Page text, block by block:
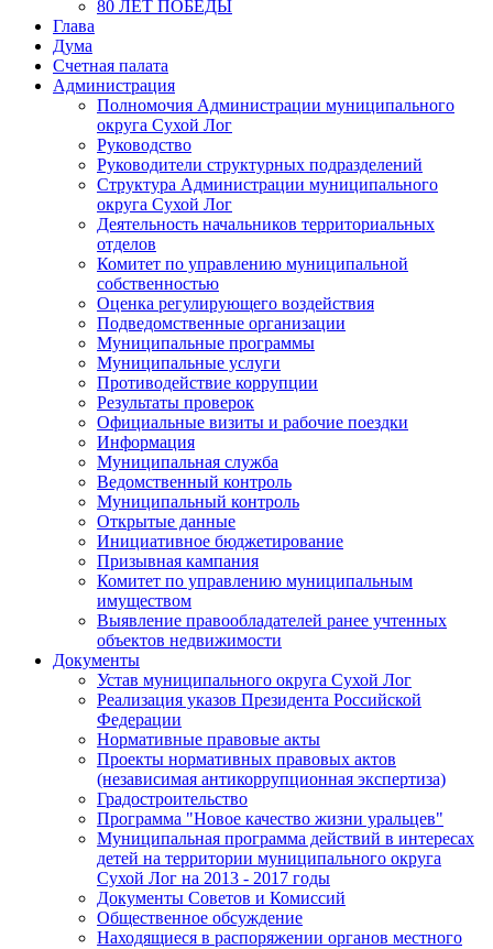
80 ЛЕТ ПОБЕДЫ
Глава
Дума
Счетная палата
Администрация
Полномочия Администрации муниципального
округа Сухой Лог
Руководство
Руководители структурных подразделений
Структура Администрации муниципального
округа Сухой Лог
Деятельность начальников территориальных
отделов
Комитет по управлению муниципальной
собственностью
Оценка регулирующего воздействия
Подведомственные организации
Муниципальные программы
Муниципальные услуги
Противодействие коррупции
Результаты проверок
Официальные визиты и рабочие поездки
Информация
Муниципальная служба
Ведомственный контроль
Муниципальный контроль
Открытые данные
Инициативное бюджетирование
Призывная кампания
Комитет по управлению муниципальным
имуществом
Выявление правообладателей ранее учтенных
объектов недвижимости
Документы
Устав муниципального округа Сухой Лог
Реализация указов Президента Российской
Федерации
Нормативные правовые акты
Проекты нормативных правовых актов
(независимая антикоррупционная экспертиза)
Градостроительство
Программа "Новое качество жизни уральцев"
Муниципальная программа действий в интересах
детей на территории муниципального округа
Сухой Лог на 2013 - 2017 годы
Документы Советов и Комиссий
Общественное обсуждение
Находящиеся в распоряжении органов местного